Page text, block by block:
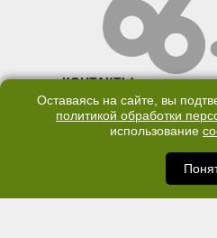
КОНТАКТЫ
КАНАЛ В
ПОЛИТИКА ОБРАБОТКИ
Оставаясь на сайте, вы
политикой обработки
использование